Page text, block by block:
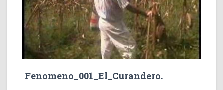
Fenomeno_001_El_Curandero.